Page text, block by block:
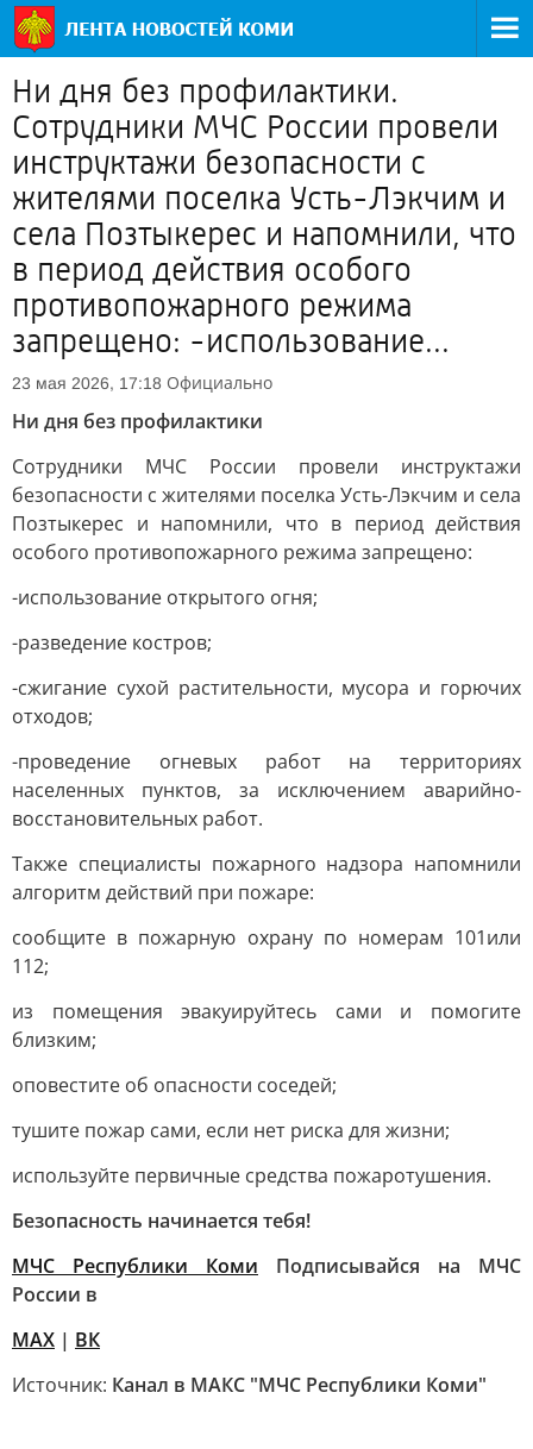
Ни дня без профилактики.
Сотрудники МЧС России провели
инструктажи безопасности с
жителями поселка Усть-Лэкчим и
села Позтыкерес и напомнили, что
в период действия особого
противопожарного режима
запрещено: -использование...
23 мая 2026, 17:18 Официально
Ни дня без профилактики
Сотрудники МЧС России провели инструктажи
безопасности с жителями поселка Усть-Лэкчим и села
Позтыкерес и напомнили, что в период действия
особого противопожарного режима запрещено:
-использование открытого огня;
-разведение костров;
-сжигание сухой растительности, мусора и горючих
отходов;
-проведение огневых работ на территориях
населенных пунктов, за исключением аварийно-
восстановительных работ.
Также специалисты пожарного надзора напомнили
алгоритм действий при пожаре:
сообщите в пожарную охрану по номерам 101или
112;
из помещения эвакуируйтесь сами и помогите
близким;
оповестите об опасности соседей;
тушите пожар сами, если нет риска для жизни;
используйте первичные средства пожаротушения.
Безопасность начинается тебя!
МЧС Республики Коми Подписывайся на МЧС
России в
MAX | ВК
Источник: Канал в МАКС "МЧС Республики Коми"